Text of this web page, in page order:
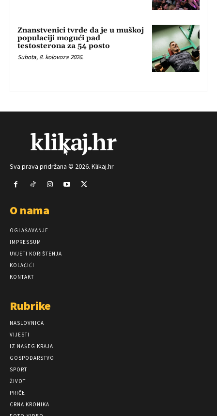
Znanstvenici tvrde da je u muškoj
populaciji mogući pad
testosterona za 54 posto
Subota, 8. kolovoza 2026.
Sva prava pridržana © 2026. Klikaj.hr
O nama
OGLAŠAVANJE
IMPRESSUM
UVJETI KORIŠTENJA
KOLAČIĆI
KONTAKT
Rubrike
NASLOVNICA
VIJESTI
IZ NAŠEG KRAJA
GOSPODARSTVO
SPORT
ŽIVOT
PRIČE
CRNA KRONIKA